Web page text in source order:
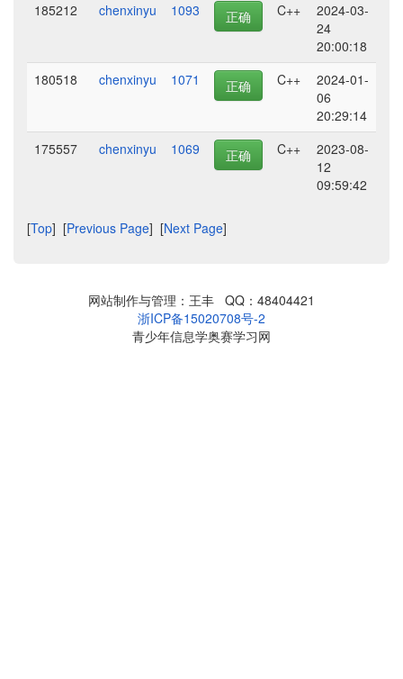
185212
chenxinyu 1093 正确 C++
2024-03-
24
20:00:18
180518
chenxinyu 1071 正确 C++
2024-01-
06
20:29:14
175557
chenxinyu 1069 正确 C++
2023-08-
12
09:59:42
[Top] [Previous Page] [Next Page]
网站制作与管理：王丰 QQ：48404421
浙ICP备15020708号-2
青少年信息学奥赛学习网